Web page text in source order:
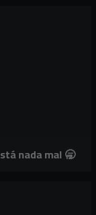
nada mal 🥱